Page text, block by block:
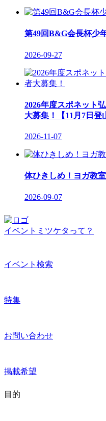
第49回B&G会長杯少
2026-09-27
2026年度スポネット
大募集！【11月7日登
2026-11-07
体ひきしめ！ヨガ教室
2026-09-07
イベントミツケタって？
イベント検索
特集
お問い合わせ
掲載希望
目的